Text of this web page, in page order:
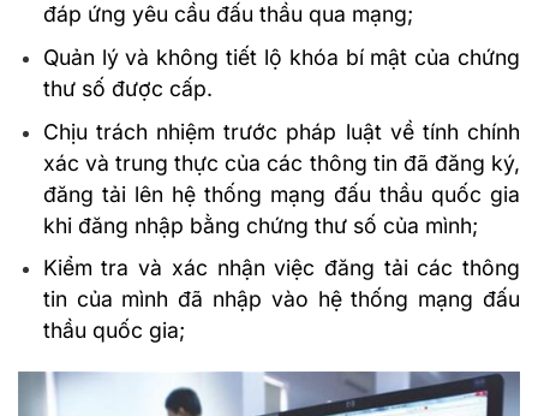
đáp ứng yêu cầu đấu thầu qua mạng;
Quản lý và không tiết lộ khóa bí mật của chứng
thư số được cấp.
Chịu trách nhiệm trước pháp luật về tính chính
xác và trung thực của các thông tin đã đăng ký,
đăng tải lên hệ thống mạng đấu thầu quốc gia
khi đăng nhập bằng chứng thư số của mình;
Kiểm tra và xác nhận việc đăng tải các thông
tin của mình đã nhập vào hệ thống mạng đấu
thầu quốc gia;